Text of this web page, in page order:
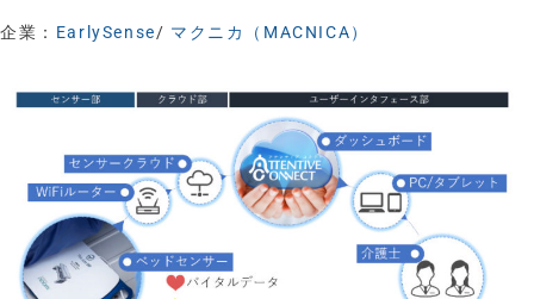
企業： EarlySense/ マクニカ（MACNICA）